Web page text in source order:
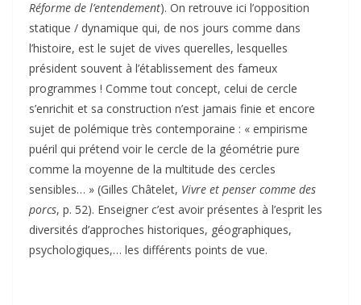
Réforme de l’entendement). On retrouve ici l’opposition
statique / dynamique qui, de nos jours comme dans
l’histoire, est le sujet de vives querelles, lesquelles
président souvent à l’établissement des fameux
programmes ! Comme tout concept, celui de cercle
s’enrichit et sa construction n’est jamais finie et encore
sujet de polémique très contemporaine : « empirisme
puéril qui prétend voir le cercle de la géométrie pure
comme la moyenne de la multitude des cercles
sensibles… » (Gilles Châtelet, Vivre et penser comme des
porcs, p. 52). Enseigner c’est avoir présentes à l’esprit les
diversités d’approches historiques, géographiques,
psychologiques,… les différents points de vue.